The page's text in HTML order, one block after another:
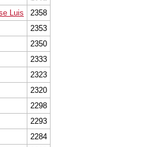
Luis
2358
2353
2350
2333
2323
2320
2298
2293
2284